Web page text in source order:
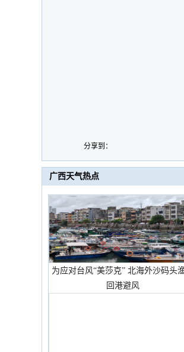
分享到：
广西天气热点
为应对台风“美莎克” 北海外沙码头
回港避风